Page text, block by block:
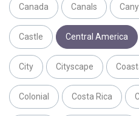
Canada Canals
Castle Central America
City Cityscape
Colonial Costa Rica